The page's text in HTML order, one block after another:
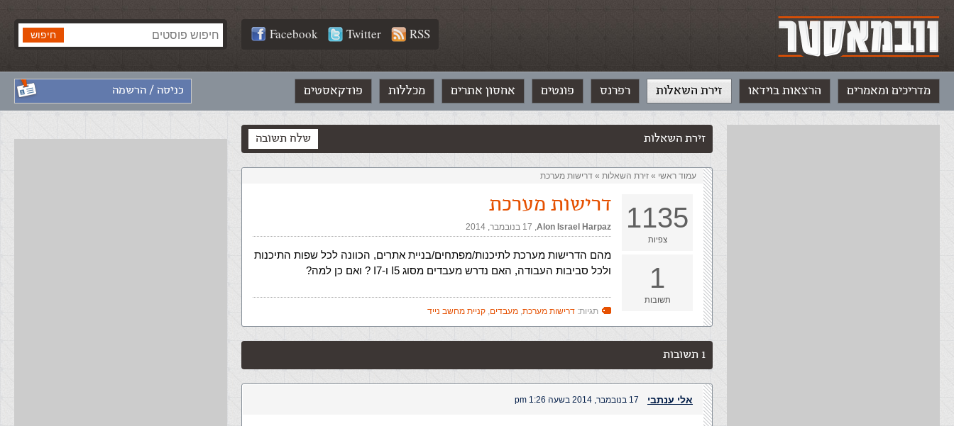
Facebook Twitter RSS
כניסה / הרשמה מדריכים ומאמרים הרצאות בוידאו זירת השאלות רפרנס פונטים אחסון אתרים מכללות פודקאסטים
שלח תשובה זירת השאלות
עמוד ראשי » ‏זירת השאלות‏ » דרישות מערכת
1135
צפיות
1
תשובות
דרישות מערכת
Alon Israel Harpaz
,‏ 17 בנובמבר, 2014
מהם הדרישות מערכת לתיכנות/מפתחים/בניית אתרים, הכוונה לכל שפות התיכנות
ולכל סביבות העבודה, האם נדרש מעבדים מסוג I5 ו-I7 ? ואם כן למה?
תגיות: דרישות מערכת, מעבדים, קניית מחשב נייד
1 תשובות
אלי ענתבי 17 בנובמבר, 2014 בשעה 1:26 pm